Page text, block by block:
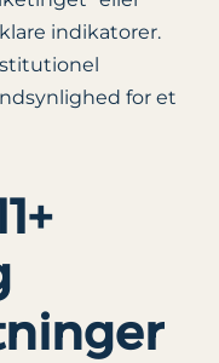
indikatorer.
for et